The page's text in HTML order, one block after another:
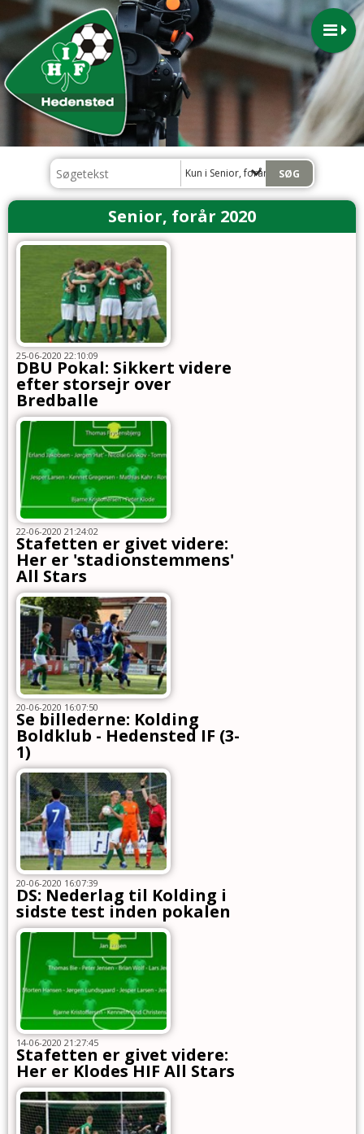
Kun i Senior, forår 2020
Senior, forår 2020
25-06-2020 22:10:09
DBU Pokal: Sikkert videre
efter storsejr over
Bredballe
22-06-2020 21:24:02
Stafetten er givet videre:
Her er 'stadionstemmens'
All Stars
20-06-2020 16:07:50
Se billederne: Kolding
Boldklub - Hedensted IF (3-
1)
20-06-2020 16:07:39
DS: Nederlag til Kolding i
sidste test inden pokalen
14-06-2020 21:27:45
Stafetten er givet videre:
Her er Klodes HIF All Stars